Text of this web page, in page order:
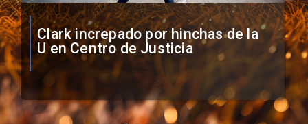
Vozinha firma contrato con Colo
Colo como nuevo arquero